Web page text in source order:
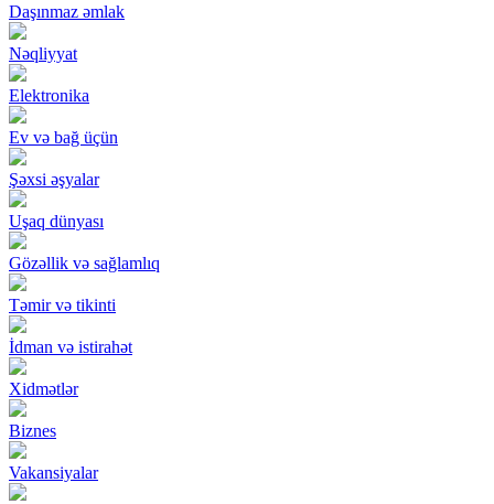
Daşınmaz əmlak
Nəqliyyat
Elektronika
Ev və bağ üçün
Şəxsi əşyalar
Uşaq dünyası
Gözəllik və sağlamlıq
Təmir və tikinti
İdman və istirahət
Xidmətlər
Biznes
Vakansiyalar